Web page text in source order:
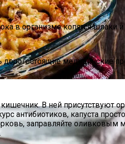
Понравится Вашим
в организме копятся шлаки
дорогостоящие медицинские
В ней
антибиотиков, капуста
заправляйте